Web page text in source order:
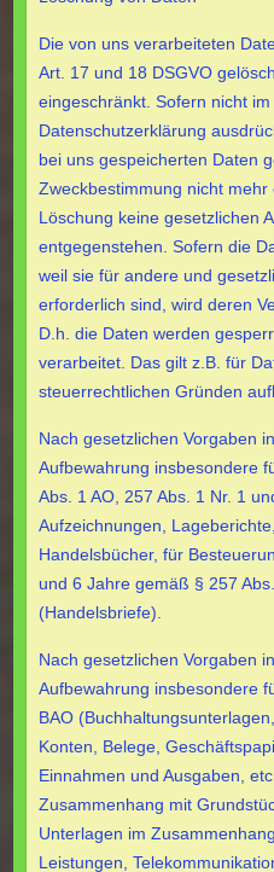
Die von uns verarbeiteten
Art. 17 und 18 DSGVO
eingeschränkt. Sofern nicht
Datenschutzerklärung
bei uns gespeicherten Daten
Zweckbestimmung nicht
Löschung keine gesetzlichen
entgegenstehen. Sofern die
weil sie für andere und
erforderlich sind, wird deren
D.h. die Daten werden
verarbeitet. Das gilt z.B. für
steuerrechtlichen Gründen
Nach gesetzlichen Vorgaben
Aufbewahrung insbesondere
Abs. 1 AO, 257 Abs. 1 Nr. 1
Aufzeichnungen,
Handelsbücher, für
und 6 Jahre gemäß § 257
(Handelsbriefe).
Nach gesetzlichen Vorgaben
Aufbewahrung insbesondere
BAO
Konten, Belege,
Einnahmen und Ausgaben,
Zusammenhang mit
Unterlagen im
Leistungen,